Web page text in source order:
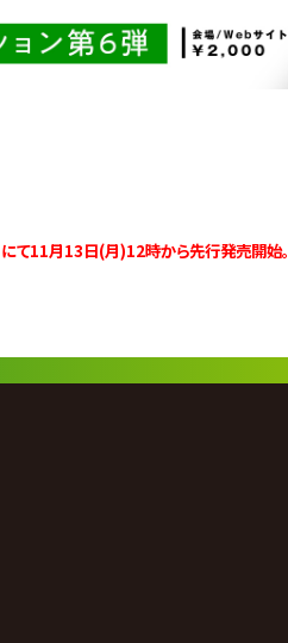
にて11月13日(月)12時から先行発売開始。